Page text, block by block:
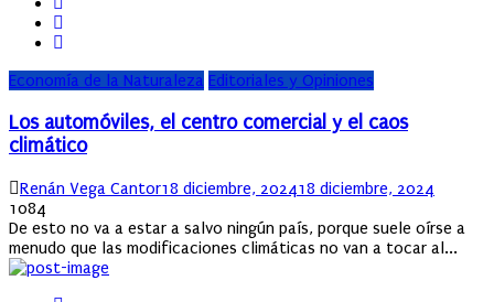
Economía de la Naturaleza Editoriales y Opiniones
Los automóviles, el centro comercial y el caos
climático
Author
Renán Vega CantorPosted
18 diciembre, 202418 diciembre, 2024
1084
De esto no va a estar a salvo ningún país, porque suele oírse a
menudo que las modificaciones climáticas no van a tocar al...